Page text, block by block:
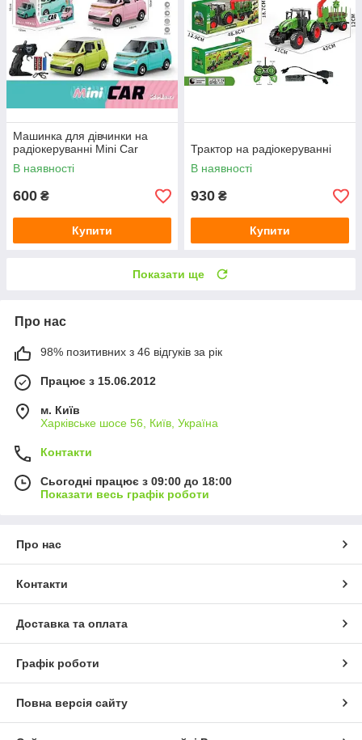
Машинка для дівчинки на
радіокеруванні Mini Car
В наявності
600 ₴
Купити
Трактор на радіокеруванні
В наявності
930 ₴
Купити
Показати ще
Про нас
98% позитивних з 46 відгуків за рік
Працює з 15.06.2012
м. Київ
Харківське шосе 56, Київ, Україна
Контакти
Сьогодні працює з 09:00 до 18:00
Показати весь графік роботи
Про нас
Контакти
Доставка та оплата
Графік роботи
Повна версія сайту